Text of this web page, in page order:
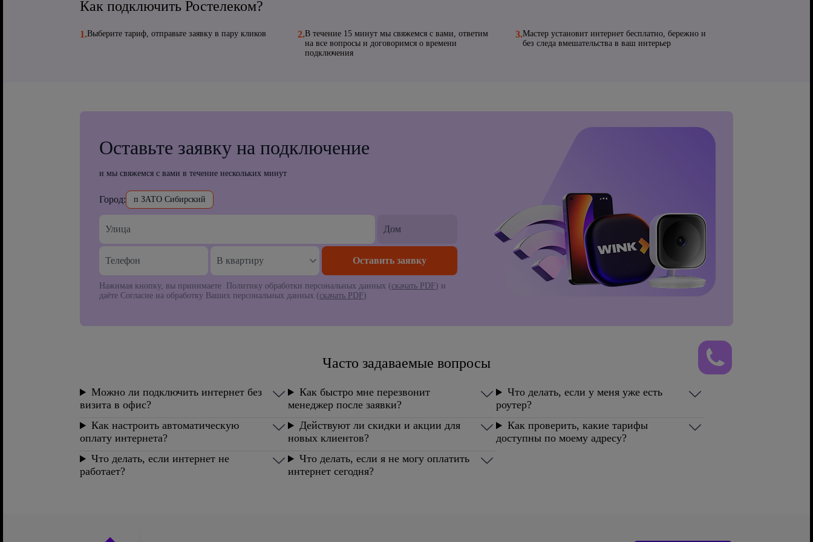
Как подключить Ростелеком?
1.Выберите тариф, отправьте заявку в пару кликов 2.В течение 15 минут мы свяжемся с вами, ответим
на все вопросы и договоримся о времени
подключения
3.Мастер установит интернет бесплатно, бережно и
без следа вмешательства в ваш интерьер
Оставьте заявку на подключение
и мы свяжемся с вами в течение нескольких минут
Город: п ЗАТО Сибирский
В квартиру
Нажимая кнопку, вы принимаете Политику обработки персональных данных (скачать PDF) и
даёте Согласие на обработку Ваших персональных данных (скачать PDF)
Часто задаваемые вопросы
Можно ли подключить интернет без
визита в офис?
Как быстро мне перезвонит
менеджер после заявки?
Что делать, если у меня уже есть
роутер?
Как настроить автоматическую
оплату интернета?
Действуют ли скидки и акции для
новых клиентов?
Как проверить, какие тарифы
доступны по моему адресу?
Что делать, если интернет не
работает?
Что делать, если я не могу оплатить
интернет сегодня?